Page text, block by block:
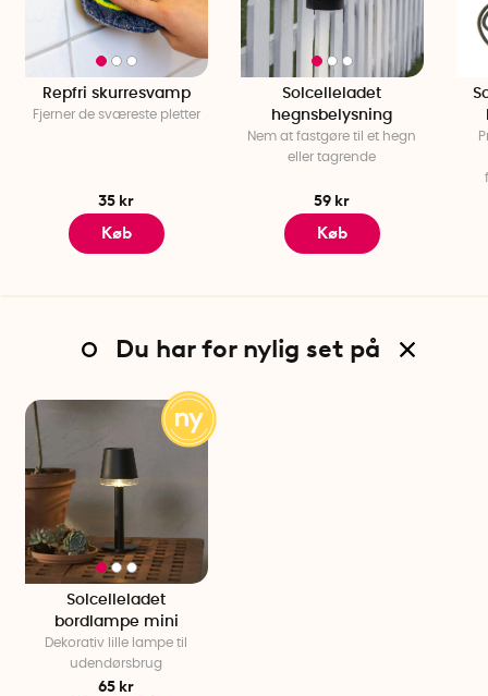
Repfri skurresvamp
Fjerner de sværeste pletter
35 kr
Køb
Solcelleladet
hegnsbelysning
Nem at fastgøre til et hegn
eller tagrende
59 kr
Køb
Du har for nylig set på
Solcelleladet
bordlampe mini
Dekorativ lille lampe til
udendørsbrug
65 kr